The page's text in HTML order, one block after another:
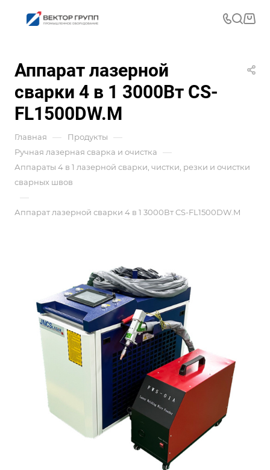
Аппарат лазерной
сварки 4 в 1 3000Вт CS-
FL1500DW.M
Главная — Продукты —
Ручная лазерная сварка и очистка —
Аппараты 4 в 1 лазерной сварки, чистки, резки и очистки
сварных швов
—
Аппарат лазерной сварки 4 в 1 3000Вт CS-FL1500DW.M